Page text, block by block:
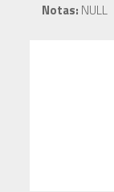
Notas: NULL